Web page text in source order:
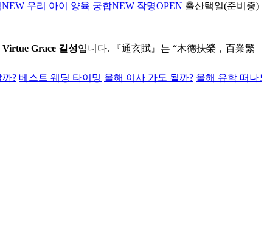
NEW 우리 아이 양육 궁합NEW 작명OPEN 출산택일(준비중)
? 베스트 웨딩 타이밍 올해 이사 가도 될까? 올해 유학 떠나
Virtue Grace 길성입니다. 『通玄賦』는 “木德扶榮，百業繁